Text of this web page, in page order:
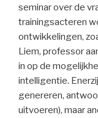
seminar over de
trainingsacteren
ontwikkelingen,
Liem, professor
in op de
intelligentie.
genereren,
uitvoeren), maar